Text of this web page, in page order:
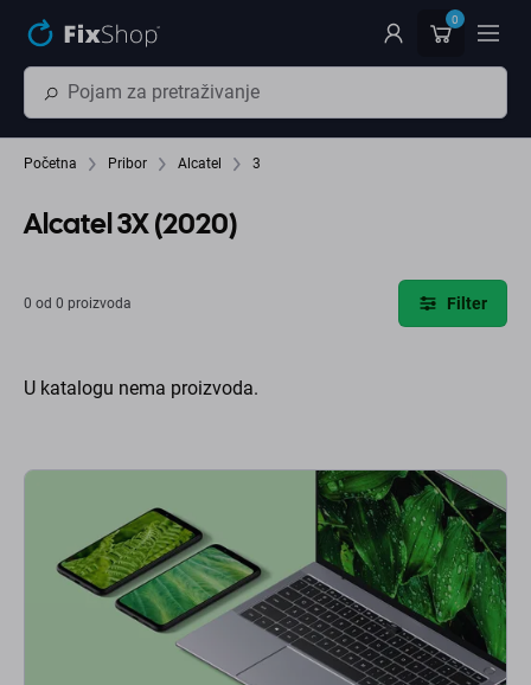
0
Početna Pribor Alcatel 3
Alcatel 3X (2020)
0 od 0 proizvoda Filter
U katalogu nema proizvoda.